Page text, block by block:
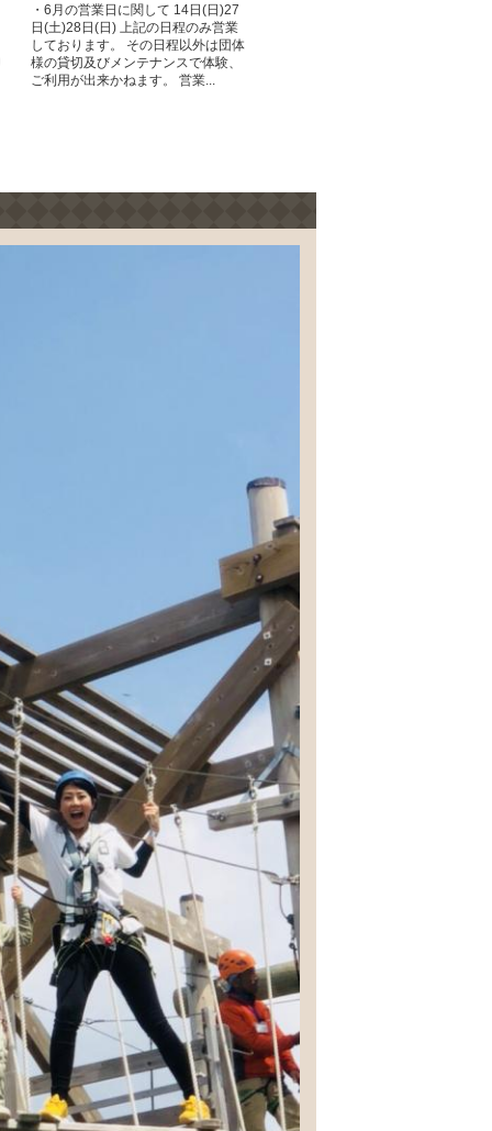
・6月の営業日に関して 14日(日)27
日(土)28日(日) 上記の日程のみ営業
しております。 その日程以外は団体
様の貸切及びメンテナンスで体験、
ご利用が出来かねます。 営業...